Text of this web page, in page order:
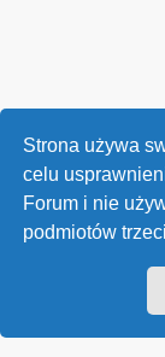
Strona używa
celu
Forum i nie
podmiotów